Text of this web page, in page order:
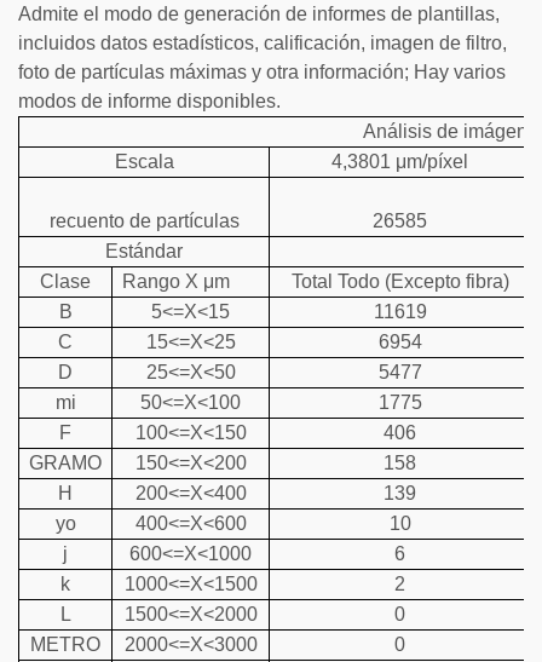
Admite el modo de generación de informes de plantillas,
incluidos datos estadísticos, calificación, imagen de filtro,
foto de partículas máximas y otra información; Hay varios
modos de informe disponibles.
Análisis de
Escala
4,3801 μm/píxel
recuento de partículas
26585
Estándar
Clase
Rango X μm
Total Todo (Excepto fibra)
B
5<=X<15
11619
C
15<=X<25
6954
D
25<=X<50
5477
mi
50<=X<100
1775
F
100<=X<150
406
GRAMO
150<=X<200
158
H
200<=X<400
139
yo
400<=X<600
10
j
600<=X<1000
6
k
1000<=X<1500
2
L
1500<=X<2000
0
METRO
2000<=X<3000
0